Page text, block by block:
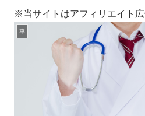
※当サイトはアフィリエイト広
車